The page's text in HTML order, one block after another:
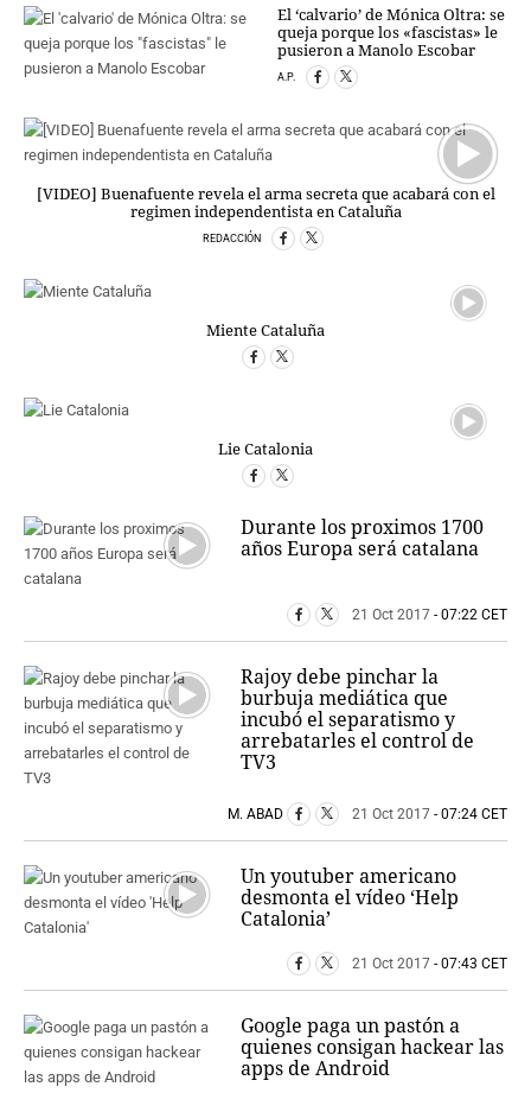
LO ÚLTIMO
BLOGS
VÍDEOS
PERSONAJES
ORGANISMOS
LUGARES
AUTORES
SERVICIOS
ENLACES
AMÉRICA
ESPAÑA
[VIDEO] Buenafuente revela el arma secreta que acabará con el
regimen independentista en Cataluña
REDACCIÓN
Miente Cataluña
Lie Catalonia
El ‘calvario’ de Mónica Oltra: se
queja porque los «fascistas» le
pusieron a Manolo Escobar
A.P.
Durante los proximos 1700
años Europa será catalana
21 Oct 2017 - 07:22 CET
Rajoy debe pinchar la
burbuja mediática que
incubó el separatismo y
arrebatarles el control de
TV3
M. ABAD 21 Oct 2017 - 07:24 CET
Un youtuber americano
desmonta el vídeo ‘Help
Catalonia’
21 Oct 2017 - 07:43 CET
Google paga un pastón a
quienes consigan hackear las
apps de Android